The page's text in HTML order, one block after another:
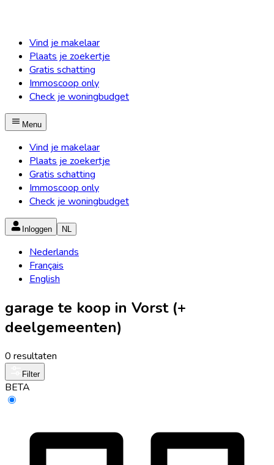
Vind je makelaar
Plaats je zoekertje
Gratis schatting
Immoscoop only
Check je woningbudget
Menu
Vind je makelaar
Plaats je zoekertje
Gratis schatting
Immoscoop only
Check je woningbudget
Inloggen NL
Nederlands
Français
English
garage te koop in Vorst (+
deelgemeenten)
0 resultaten
Filter
BETA